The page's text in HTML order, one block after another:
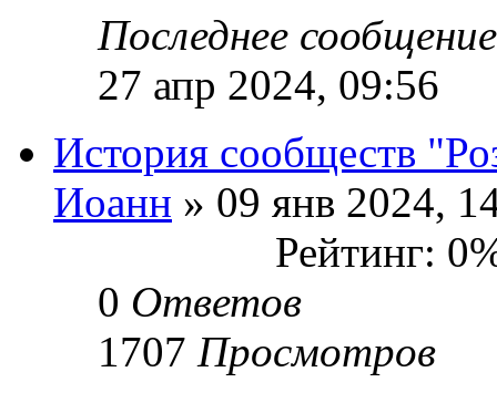
Последнее
27 апр 2024, 09:56
История сообществ
Иоанн » 09 янв 2024,
Рейтинг:
0 Ответов
1707 Просмотров